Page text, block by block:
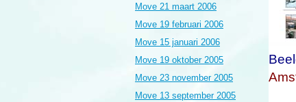
Move 21 maart 2006
Move 19 februari 2006
Move 15 januari 2006
Move 19 oktober 2005
Move 23 november 2005
Move 13 september 2005